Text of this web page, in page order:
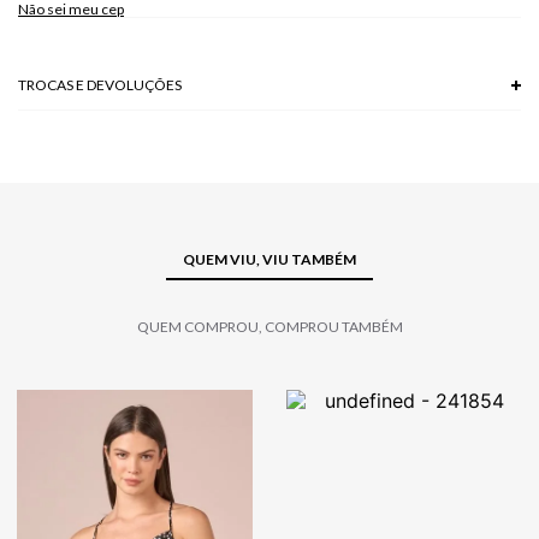
Não sei meu cep
TROCAS E DEVOLUÇÕES
QUEM VIU, VIU TAMBÉM
QUEM COMPROU, COMPROU TAMBÉM